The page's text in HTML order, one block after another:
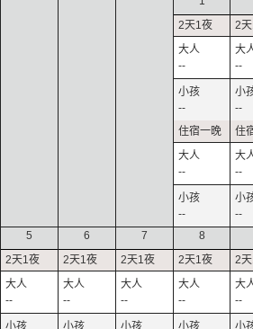
--
--
--
--
--
--
--
--
5
--
6
--
7
--
8
-- --